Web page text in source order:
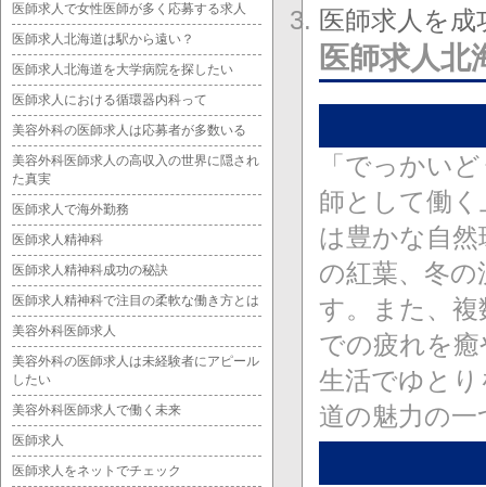
医師求人を
医師求人北
「でっかい
師として働
は豊かな自
の紅葉、冬
す。また、
での疲れを
生活でゆと
道の魅力の
医師求人で女性医師が多く応募する求人
医師求人北海道は駅から遠い？
医師求人北海道を大学病院を探したい
医師求人における循環器内科って
美容外科の医師求人は応募者が多数いる
美容外科医師求人の高収入の世界に隠され
た真実
医師求人で海外勤務
医師求人精神科
医師求人精神科成功の秘訣
医師求人精神科で注目の柔軟な働き方とは
美容外科医師求人
美容外科の医師求人は未経験者にアピール
したい
美容外科医師求人で働く未来
医師求人
医師求人をネットでチェック